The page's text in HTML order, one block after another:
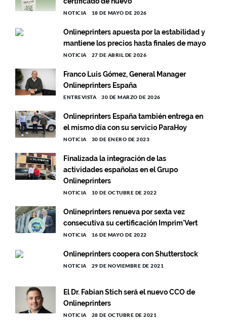
NOTICIA 18 DE MAYO DE 2026
Onlineprinters apuesta por la estabilidad y
mantiene los precios hasta finales de mayo
NOTICIA 27 DE ABRIL DE 2026
Franco Luis Gómez, General Manager
Onlineprinters España
ENTREVISTA 30 DE MARZO DE 2026
Onlineprinters España también entrega en
el mismo día con su servicio ParaHoy
NOTICIA 30 DE ENERO DE 2023
Finalizada la integración de las
actividades españolas en el Grupo
Onlineprinters
NOTICIA 10 DE OCTUBRE DE 2022
Onlineprinters renueva por sexta vez
consecutiva su certificación Imprim'Vert
NOTICIA 16 DE MAYO DE 2022
Onlineprinters coopera con Shutterstock
NOTICIA 29 DE NOVIEMBRE DE 2021
El Dr. Fabian Stich será el nuevo CCO de
Onlineprinters
NOTICIA 28 DE OCTUBRE DE 2021